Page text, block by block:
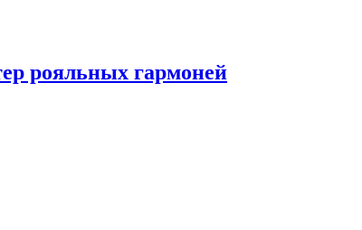
рояльных гармоней